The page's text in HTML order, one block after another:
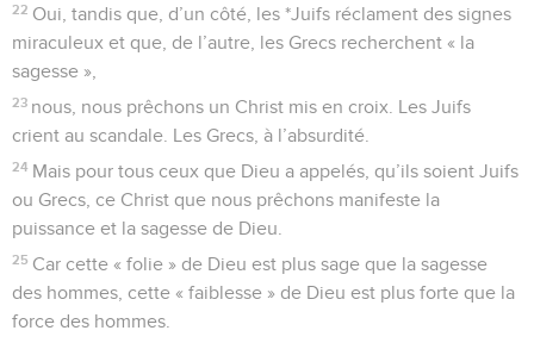
22 Oui, tandis que, d’un côté, les *Juifs réclament des signes
miraculeux et que, de l’autre, les Grecs recherchent « la
sagesse »,
23 nous, nous prêchons un Christ mis en croix. Les Juifs
crient au scandale. Les Grecs, à l’absurdité.
24 Mais pour tous ceux que Dieu a appelés, qu’ils soient Juifs
ou Grecs, ce Christ que nous prêchons manifeste la
puissance et la sagesse de Dieu.
25 Car cette « folie » de Dieu est plus sage que la sagesse
des hommes, cette « faiblesse » de Dieu est plus forte que la
force des hommes.